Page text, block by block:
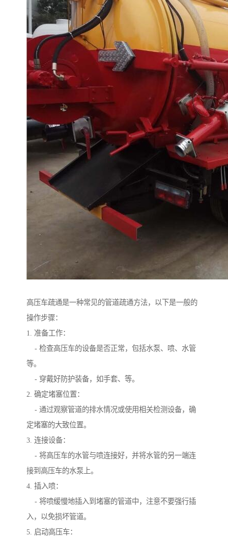
高压车疏通是一种常见的管道疏通方法，以下是一般的
操作步骤：
1. 准备工作：
- 检查高压车的设备是否正常，包括水泵、喷、水管
等。
- 穿戴好防护装备，如手套、等。
2. 确定堵塞位置：
- 通过观察管道的排水情况或使用相关检测设备，确
定堵塞的大致位置。
3. 连接设备：
- 将高压车的水管与喷连接好，并将水管的另一端连
接到高压车的水泵上。
4. 插入喷：
- 将喷缓慢地插入到堵塞的管道中，注意不要强行插
入，以免损坏管道。
5. 启动高压车：